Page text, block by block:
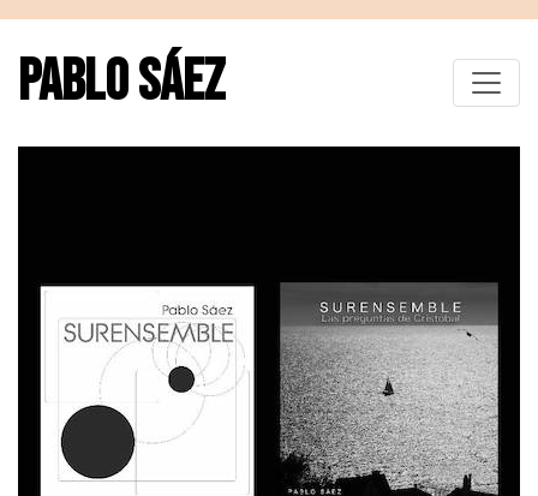
PABLO SÁEZ